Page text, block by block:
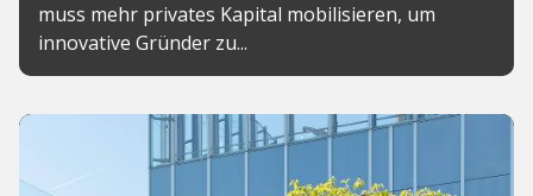
muss mehr privates Kapital mobilisieren, um
innovative Gründer zu...